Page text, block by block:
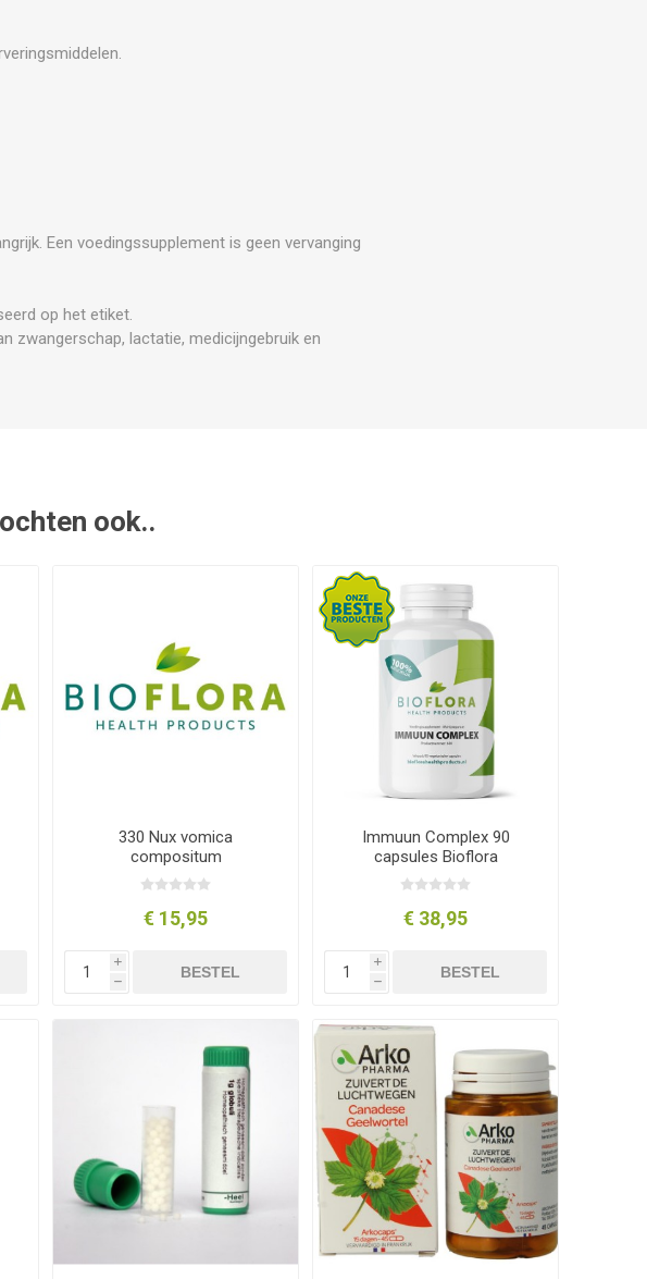
Een voedingssupplement is geen vervanging
op het etiket.
zwangerschap, lactatie, medicijngebruik en
ook..
330 Nux vomica
compositum
€ 15,95
i
h
BESTEL
Immuun Complex 90
capsules Bioflora
€ 38,95
i
h
BESTEL